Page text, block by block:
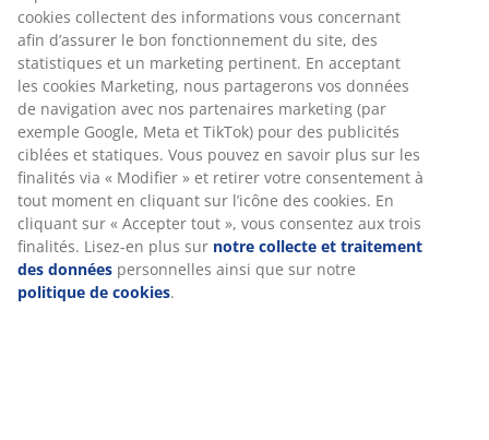
Caractéristiques
Notes
(7)
Livraison
cookies collectent des informations vous concernant
afin d’assurer le bon fonctionnement du site, des
statistiques et un marketing pertinent. En acceptant
les cookies Marketing, nous partagerons vos données
de navigation avec nos partenaires marketing (par
exemple Google, Meta et TikTok) pour des publicités
ciblées et statiques. Vous pouvez en savoir plus sur les
finalités via « Modifier » et retirer votre consentement à
tout moment en cliquant sur l’icône des cookies. En
cliquant sur « Accepter tout », vous consentez aux trois
finalités. Lisez-en plus sur notre collecte et traitement
des données personnelles ainsi que sur notre
politique de cookies.